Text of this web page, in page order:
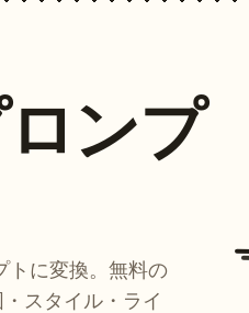
ンプ
トに変換。無料の
スタイル・ライ